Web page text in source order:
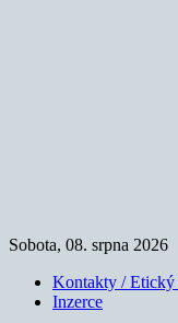
Sobota, 08. srpna 2026
Kontakty / Etický
Inzerce